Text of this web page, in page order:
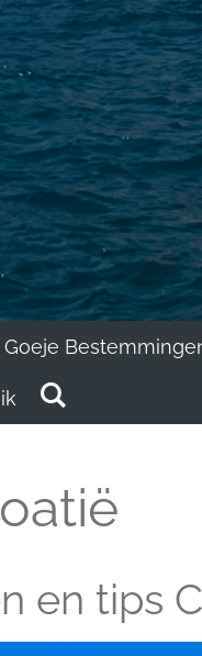
Goeje
en tips